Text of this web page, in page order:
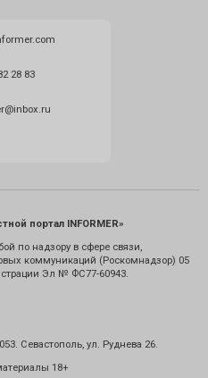
28 83
портал INFORMER»
по надзору в сфере связи,
коммуникаций (Роскомнадзор) 05
Эл № ФС77-60943.
Севастополь, ул. Руднева 26.
18+